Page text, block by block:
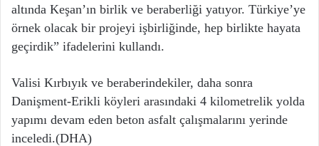
altında Keşan’ın birlik ve beraberliği yatıyor. Türkiye’ye
örnek olacak bir projeyi işbirliğinde, hep birlikte hayata
geçirdik” ifadelerini kullandı.
Valisi Kırbıyık ve beraberindekiler, daha sonra
Danişment-Erikli köyleri arasındaki 4 kilometrelik yolda
yapımı devam eden beton asfalt çalışmalarını yerinde
inceledi.(DHA)